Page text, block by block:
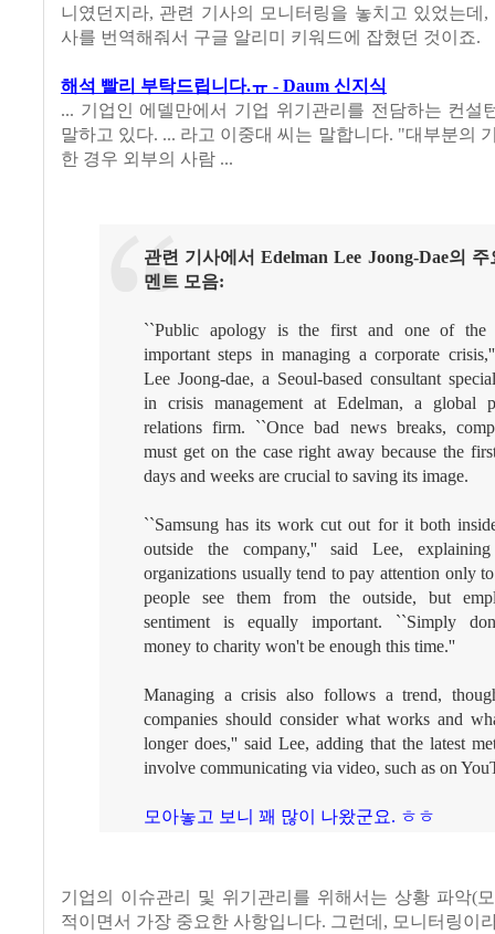
니였던지라, 관련 기사의 모니터링을 놓치고 있었는데
사를 번역해줘서 구글 알리미 키워드에 잡혔던 것이죠.
해석 빨리 부탁드립니다.ㅠ - Daum 신지식
... 기업인 에델만에서 기업 위기관리를 전담하는 컨설
말하고 있다. ... 라고 이중대 씨는 말합니다. "대부분의
한 경우 외부의 사람 ...
관련 기사에서 Edelman Lee Joong-Dae의 주
멘트 모음:
``Public apology is the first and one of the
important steps in managing a corporate
Lee Joong-dae, a Seoul-based consultant
in crisis management at Edelman, a global
relations firm. ``Once bad news breaks,
must get on the case right away because the
days and weeks are crucial to saving its image.
``Samsung has its work cut out for it both
outside the company,'' said Lee,
organizations usually tend to pay attention only
people see them from the outside, but
sentiment is equally important. ``Simply
money to charity won't be enough this time.''
Managing a crisis also follows a trend,
companies should consider what works and
longer does,'' said Lee, adding that the latest
involve communicating via video, such as on
모아놓고 보니 꽤 많이 나왔군요. ㅎㅎ
기업의 이슈관리 및 위기관리를 위해서는 상황 파악(
적이면서 가장 중요한 사항입니다. 그런데, 모니터링이